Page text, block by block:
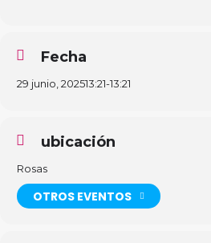
Fecha
29 junio, 202513:21-13:21
ubicación
Rosas
OTROS EVENTOS